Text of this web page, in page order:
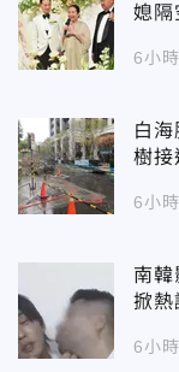
媳隔
6小
白
樹接
6小
南
掀熱
6小